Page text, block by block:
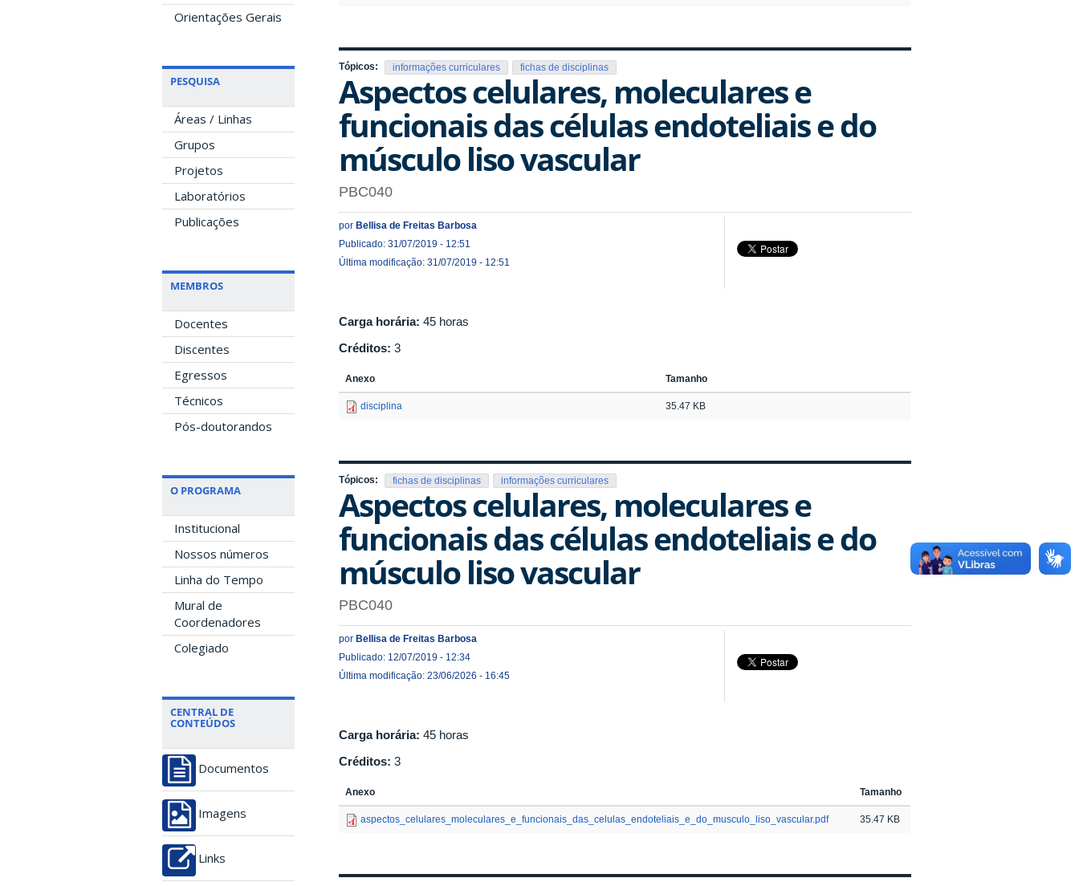
Orientações Gerais
PESQUISA
Áreas / Linhas
Grupos
Projetos
Laboratórios
Publicações
MEMBROS
Docentes
Discentes
Egressos
Técnicos
Pós-doutorandos
O PROGRAMA
Institucional
Nossos números
Linha do Tempo
Mural de
Coordenadores
Colegiado
CENTRAL DE
CONTEÚDOS
Documentos
Imagens
Links
Tópicos: informações curriculares fichas de disciplinas
Aspectos celulares, moleculares e
funcionais das células endoteliais e do
músculo liso vascular
PBC040
por Bellisa de Freitas Barbosa
Publicado: 31/07/2019 - 12:51
Última modificação: 31/07/2019 - 12:51
Carga horária: 45 horas
Créditos: 3
Anexo Tamanho
disciplina 35.47 KB
Tópicos: fichas de disciplinas informações curriculares
Aspectos celulares, moleculares e
funcionais das células endoteliais e do
músculo liso vascular
PBC040
por Bellisa de Freitas Barbosa
Publicado: 12/07/2019 - 12:34
Última modificação: 23/06/2026 - 16:45
Carga horária: 45 horas
Créditos: 3
Anexo Tamanho
aspectos_celulares_moleculares_e_funcionais_das_celulas_endoteliais_e_do_musculo_liso_vascular.pdf 35.47 KB